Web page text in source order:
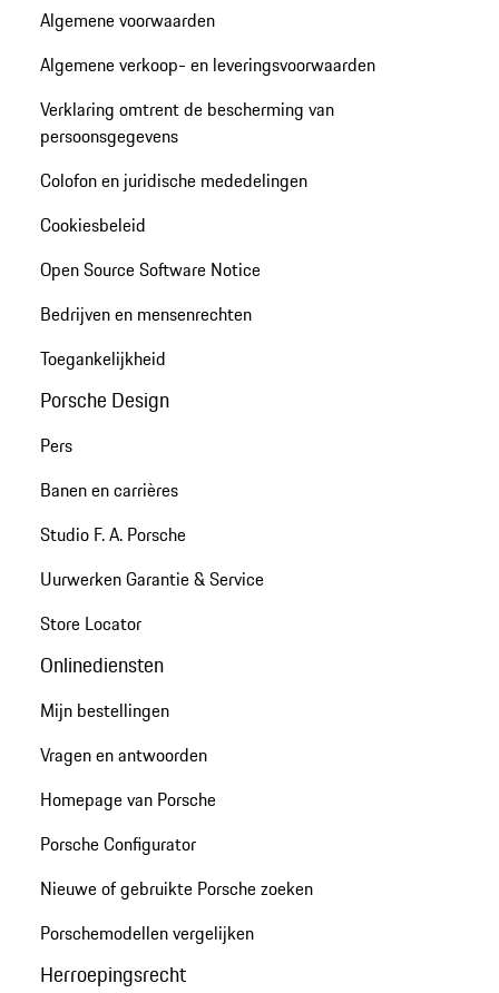
Algemene voorwaarden
Algemene verkoop- en leveringsvoorwaarden
Verklaring omtrent de bescherming van
persoonsgegevens
Colofon en juridische mededelingen
Cookiesbeleid
Open Source Software Notice
Bedrijven en mensenrechten
Toegankelijkheid
Porsche Design
Pers
Banen en carrières
Studio F. A. Porsche
Uurwerken Garantie & Service
Store Locator
Onlinediensten
Mijn bestellingen
Vragen en antwoorden
Homepage van Porsche
Porsche Configurator
Nieuwe of gebruikte Porsche zoeken
Porschemodellen vergelijken
Herroepingsrecht